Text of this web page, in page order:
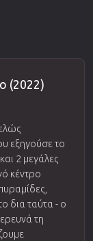
(2022)
εξηγούσε το
2 μεγάλες
κέντρο
δια ταύτα - ο
τη